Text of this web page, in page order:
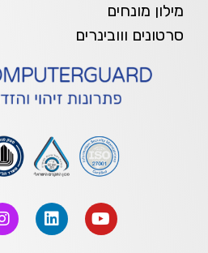
מילון מונחים
סרטונים ווובינרים